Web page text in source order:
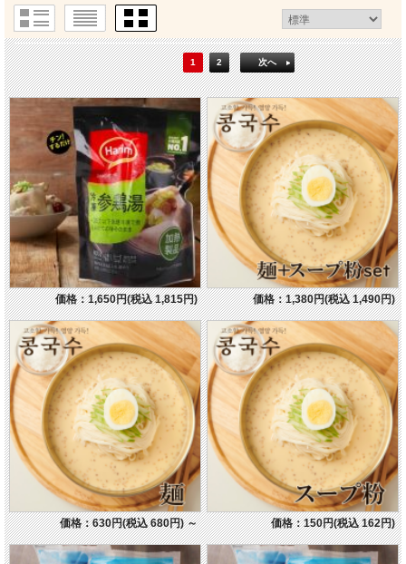
1 2 次へ
価格：1,650円(税込 1,815円) 価格：1,380円(税込 1,490円)
価格：630円(税込 680円)～ 価格：150円(税込 162円)